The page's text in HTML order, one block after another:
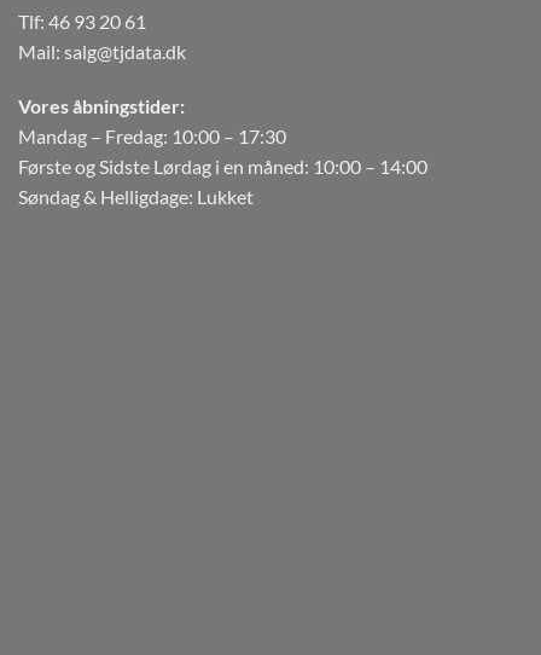
Tlf: 46 93 20 61
Mail: salg@tjdata.dk
Vores åbningstider:
Mandag – Fredag: 10:00 – 17:30
Første og Sidste Lørdag i en måned: 10:00 – 14:00
Søndag & Helligdage: Lukket